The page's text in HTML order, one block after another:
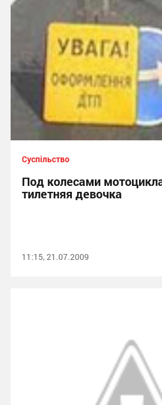
Суспільство
Под колесами
тилетняя девочка
11:15, 21.07.2009